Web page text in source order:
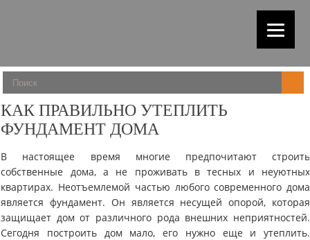
КАК ПРАВИЛЬНО УТЕПЛИТЬ
ФУНДАМЕНТ ДОМА
В настоящее время многие предпочитают строить
собственные дома, а не проживать в тесных и неуютных
квартирах. Неотъемлемой частью любого современного дома
является фундамент. Он является несущей опорой, которая
защищает дом от различного рода внешних неприятностей.
Сегодня построить дом мало, его нужно еще и утеплить.